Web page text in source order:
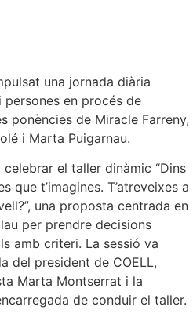
una jornada diària
persones en procés de
ponències de Miracle Farreny,
i Marta Puigarnau.
el taller dinàmic “Dins
que t’imagines. T’atreveixes a
una proposta centrada en
per prendre decisions
amb criteri. La sessió va
del president de COELL,
Marta Montserrat i la
de conduir el taller.